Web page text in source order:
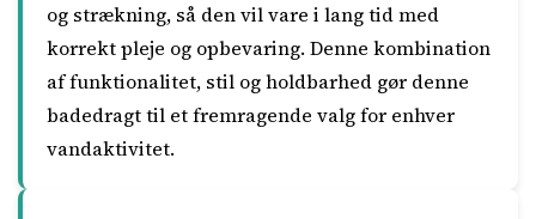
og strækning, så den vil vare i lang tid med
korrekt pleje og opbevaring. Denne kombination
af funktionalitet, stil og holdbarhed gør denne
badedragt til et fremragende valg for enhver
vandaktivitet.